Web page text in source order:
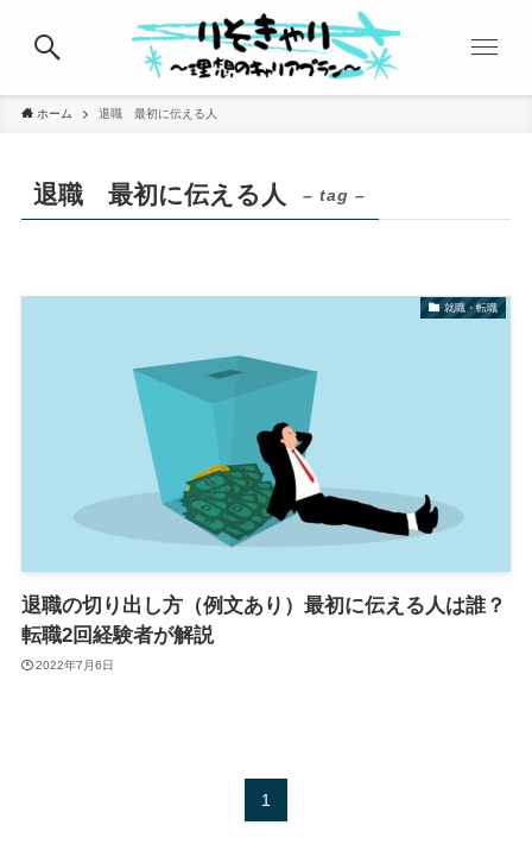
ホーム 退職 最初に伝える人
退職 最初に伝える人 – tag –
就職・転職
退職の切り出し方（例文あり）最初に伝える人は誰？
転職2回経験者が解説
2022年7月6日
1